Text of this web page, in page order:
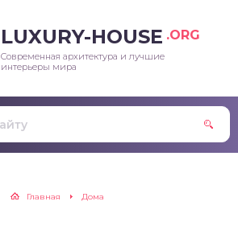
LUXURY-HOUSE .ORG
Современная архитектура и лучшие
интерьеры мира
Главная Дома